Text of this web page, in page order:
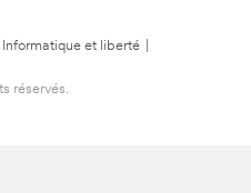
Informatique et liberté
réservés.